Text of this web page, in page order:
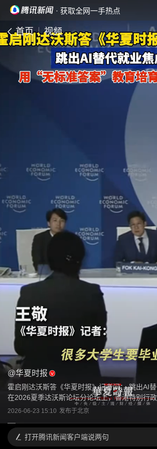
· 获取全网一手热点
首页 视频
@华夏时报
霍启刚达沃斯答《华夏时报》记者问： 跳出AI
在2026夏季达沃斯论坛分论坛上，香港特别行政
2026-06-23 15:10 发布于北京
打开腾讯新闻客户端说两句